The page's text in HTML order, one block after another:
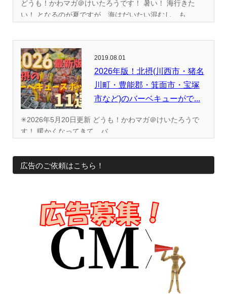
どうも！かわマガ＠けいたろうです！ 暑い！ 海行きた
い！ となるのが夏ですが、海はだいたい混むし、も...
2019.08.01
2026年版！北摂(川西市・猪名
川町・豊能郡・箕面市・宝塚
市など)のバーベキューがで...
✳︎2026年5月20日更新 どうも！かわマガ＠けいたろうで
す！ 暖かくなってきて、バ...
広告のご依頼はこちら！